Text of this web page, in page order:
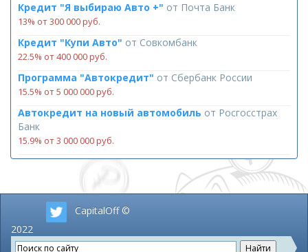
Кредит "Я выбираю Авто +" от Почта Банк
13% от 300 000 руб.
Кредит "Купи Авто" от Совкомбанк
22.5% от 400 000 руб.
Программа "Автокредит" от Сбербанк России
15.5% от 5 000 000 руб.
Автокредит на новый автомобиль от Росгосстрах
Банк
15.9% от 3 000 000 руб.
CapitalOff ©
2022